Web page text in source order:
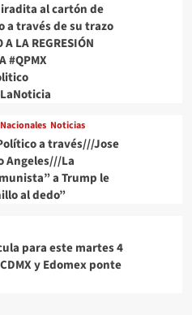
al cartón de
a través de su trazo
LA REGRESIÓN
#QPMX
Nacionales Noticias
a través///Jose
Angeles///La
a Trump le
al dedo”
para este martes 4
y Edomex ponte